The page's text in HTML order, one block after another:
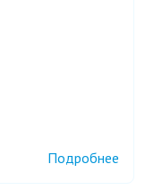
Подробнее